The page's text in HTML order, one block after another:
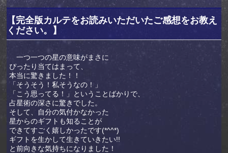
【完全版カルテをお読みいただいたご感想をお教え
ください。】
一つ一つの星の意味がまさに
ぴったり当てはまって、
本当に驚きました！！
「そうそう！私そうなの！」
「こう思ってる！」ということばかりで、
占星術の深さに驚きでした。
そして、自分の気付かなかった
星からのギフトも知ることが
できてすごく嬉しかったです(*^^*)
ギフトを生かして生きていきたい!!
と前向きな気持ちになりました！